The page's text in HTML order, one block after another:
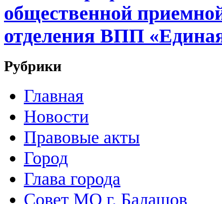
общественной
отделения ВПП
Рубрики
Главная
Новости
Правовые акты
Город
Глава города
Совет МО г. Балашов